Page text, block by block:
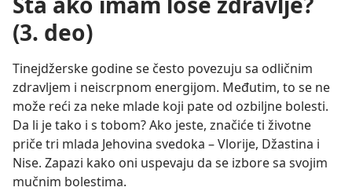
(3. deo)
Tinejdžerske godine se često povezuju sa odličnim
zdravljem i neiscrpnom energijom. Međutim, to se ne
može reći za neke mlade koji pate od ozbiljne bolesti.
Da li je tako i s tobom? Ako jeste, značiće ti životne
priče tri mlada Jehovina svedoka – Vlorije, Džastina i
Nise. Zapazi kako oni uspevaju da se izbore sa svojim
mučnim bolestima.